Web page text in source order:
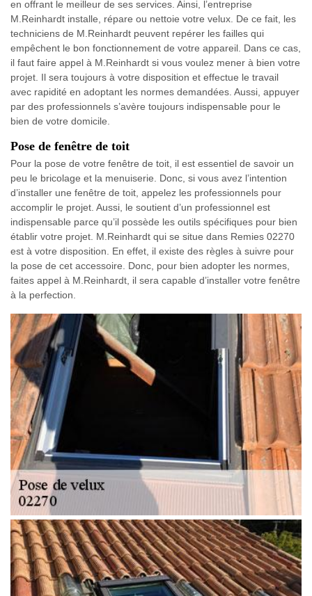
en offrant le meilleur de ses services. Ainsi, l’entreprise
M.Reinhardt installe, répare ou nettoie votre velux. De ce fait, les
techniciens de M.Reinhardt peuvent repérer les failles qui
empêchent le bon fonctionnement de votre appareil. Dans ce cas,
il faut faire appel à M.Reinhardt si vous voulez mener à bien votre
projet. Il sera toujours à votre disposition et effectue le travail
avec rapidité en adoptant les normes demandées. Aussi, appuyer
par des professionnels s’avère toujours indispensable pour le
bien de votre domicile.
Pose de fenêtre de toit
Pour la pose de votre fenêtre de toit, il est essentiel de savoir un
peu le bricolage et la menuiserie. Donc, si vous avez l’intention
d’installer une fenêtre de toit, appelez les professionnels pour
accomplir le projet. Aussi, le soutient d’un professionnel est
indispensable parce qu’il possède les outils spécifiques pour bien
établir votre projet. M.Reinhardt qui se situe dans Remies 02270
est à votre disposition. En effet, il existe des règles à suivre pour
la pose de cet accessoire. Donc, pour bien adopter les normes,
faites appel à M.Reinhardt, il sera capable d’installer votre fenêtre
à la perfection.